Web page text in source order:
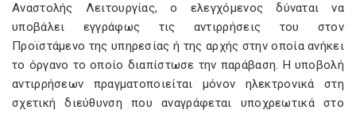
Αναστολής Λειτουργίας, ο ελεγχόμενος δύναται να
υποβάλει εγγράφως τις αντιρρήσεις του στον
Προϊστάμενο της υπηρεσίας ή της αρχής στην οποία ανήκει
το όργανο το οποίο διαπίστωσε την παράβαση. Η υποβολή
αντιρρήσεων πραγματοποιείται μόνον ηλεκτρονικά στη
σχετική διεύθυνση που αναγράφεται υποχρεωτικά στο